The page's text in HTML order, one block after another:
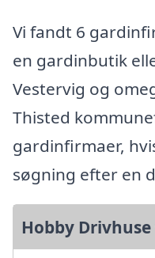
Vi fandt 6
en gardinbutik
Vestervig og
Thisted
gardinfirmaer,
søgning efter en
Hobby